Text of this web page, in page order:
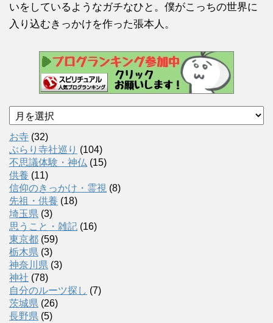
いをしているようなガチなひと。僕がこっちの世界に
入り込むきっかけを作った張本人。
ア
ー
カ
イ
ブ
お寺 (32)
ぶらり寺社巡り (104)
不思議体験・神仏 (15)
供養 (11)
信仰のきっかけ・霊視 (8)
先祖・供養 (18)
埼玉県 (3)
思うこと・雑記 (16)
東京都 (59)
栃木県 (3)
神奈川県 (3)
神社 (78)
自分のルーツ探し (7)
茨城県 (26)
長野県 (5)